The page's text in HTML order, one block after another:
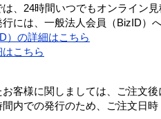
、24時間いつでもオンライン見
には、一般法人会員（BizID）
）の詳細はこちら
こちら
客様に関しましては、ご注文後
内での発行のため、ご注文日